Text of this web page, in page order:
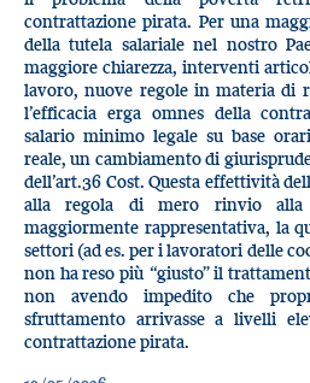
contrattazione pirata. Per una
della tutela salariale nel nostro
maggiore chiarezza, interventi
lavoro, nuove regole in materia di
l’efficacia erga omnes della
salario minimo legale su base
reale, un cambiamento di
dell’art.36 Cost. Questa effettività
alla regola di mero rinvio alla
maggiormente rappresentativa, la
settori (ad es. per i lavoratori delle
non ha reso più “giusto” il
non avendo impedito che
sfruttamento arrivasse a livelli
contrattazione pirata.